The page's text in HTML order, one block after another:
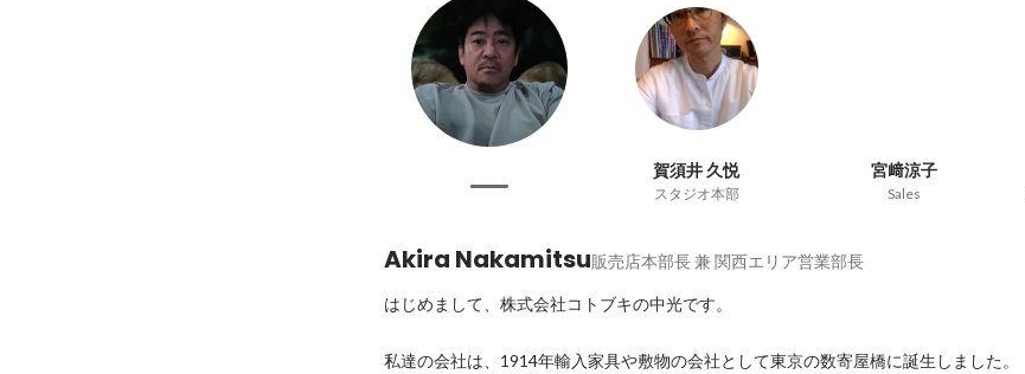
賀須井 久悦
スタジオ本部
宮﨑涼子
Sales
Akira Nakamitsu販売店本部長 兼 関西エリア営業部長
はじめまして、株式会社コトブキの中光です。
私達の会社は、1914年輸入家具や敷物の会社として東京の数寄屋橋に誕生しました。